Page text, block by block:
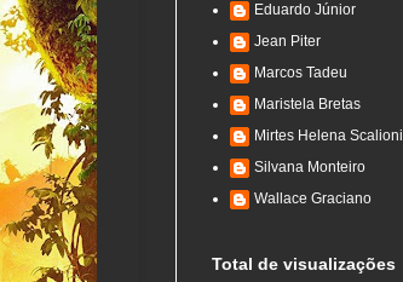
Eduardo Júnior
Jean Piter
Marcos Tadeu
Maristela Bretas
Mirtes Helena Scalioni
Silvana Monteiro
Wallace Graciano
Total de visualizações